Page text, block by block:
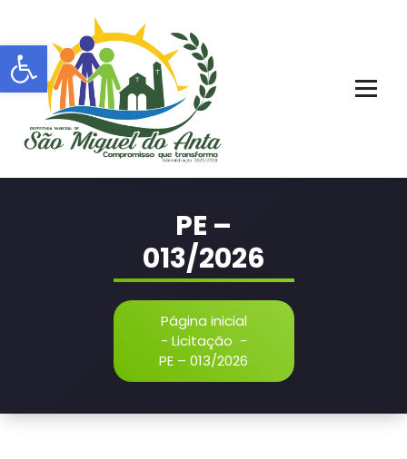
Barra de Ferramentas Aberta
o
conteúdo
PE –
013/2026
Página inicial
- Licitação -
PE – 013/2026